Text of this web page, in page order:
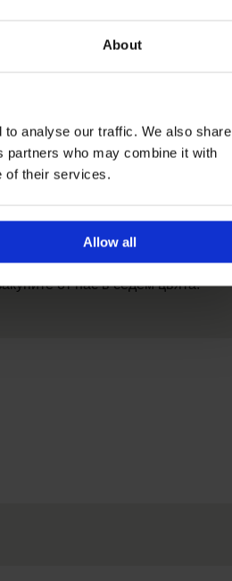
About
analyse our traffic. We also share
partners who may combine it with
of their services.
Allow all
основа
сутиени в телесен цвят. Те са
под ризата, предлагат опора
им стоят на мястото си през
време. Такъв е нашият бестселър
3D Elegant Charm, който можете
от нас в седем цвята.